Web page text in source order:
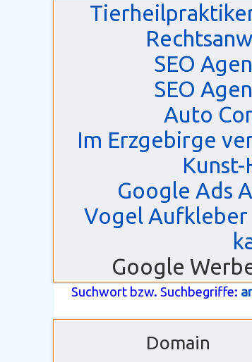
SEO
SEO
Auto
Im Erzgebirge
Google Ads
Vogel Aufkleber
Google
Suchwort bzw. Suchbegriffe:
Domain